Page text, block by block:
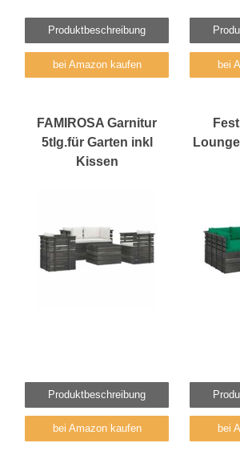
Produktbeschreibung
bei Amazon kaufen bei
FAMIROSA Garnitur
5tlg.für Garten inkl
Kissen
Produktbeschreibung
bei Amazon kaufen bei